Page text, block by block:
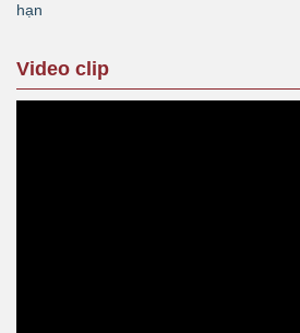
hạn
Video clip